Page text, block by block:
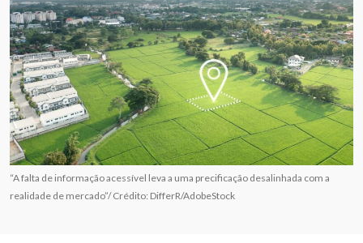
“A falta de informação acessível leva a uma precificação desalinhada com a
realidade de mercado”/ Crédito: DifferR/AdobeStock